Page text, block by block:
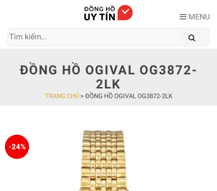
MENU
ĐỒNG HỒ OGIVAL OG3872-
2LK
TRANG CHỦ> ĐỒNG HỒ OGIVAL OG3872-2LK
-24%